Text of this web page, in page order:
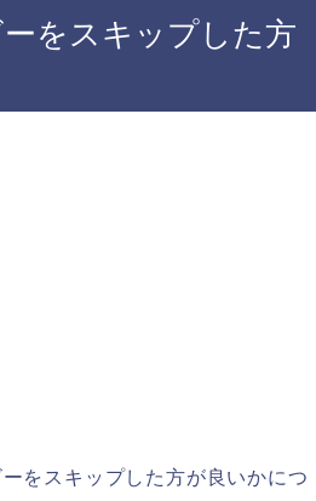
をスキップした方
をスキップした方が良いかにつ